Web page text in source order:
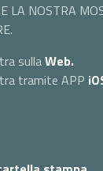
LA NOSTRA
sullaWeb.
tramite APP